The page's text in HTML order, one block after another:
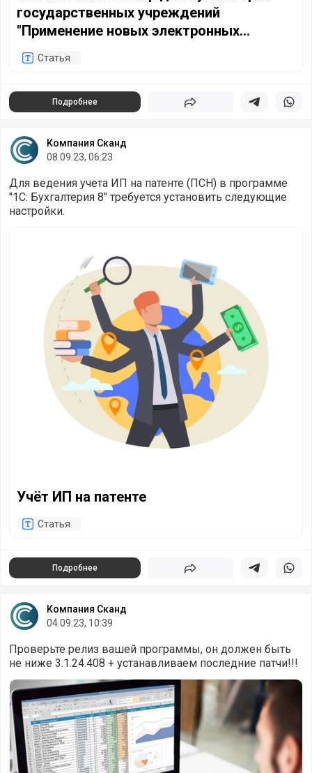
государственных учреждений
"Применение новых электронных
первичных документов в программе 1С"
Статья
Подробнее Поделиться Поделиться в
Компания Сканд
08.09.23, 06:23
Для ведения учета ИП на патенте (ПСН) в программе
"1С: Бухгалтерия 8" требуется установить следующие
настройки.
Учёт ИП на патенте
Статья
Подробнее Поделиться Поделиться в
Компания Сканд
04.09.23, 10:39
Проверьте релиз вашей программы, он должен быть
не ниже 3.1.24.408 + устанавливаем последние патчи!!!
Инструкция по заполнению отчета ЕФС-1 в «1С:Зарплата